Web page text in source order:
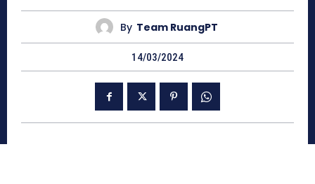
By Team RuangPT
14/03/2024